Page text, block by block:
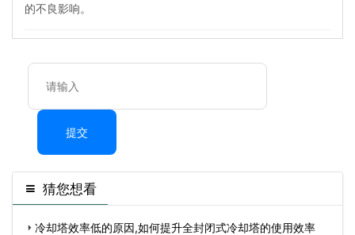
的不良影响。
提交
猜您想看
冷却塔效率低的原因,如何提升全封闭式冷却塔的使用效率